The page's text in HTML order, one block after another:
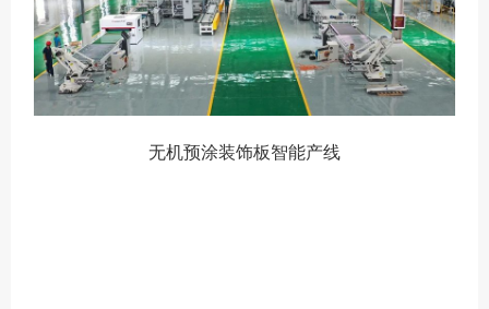
无机预涂装饰板智能产线